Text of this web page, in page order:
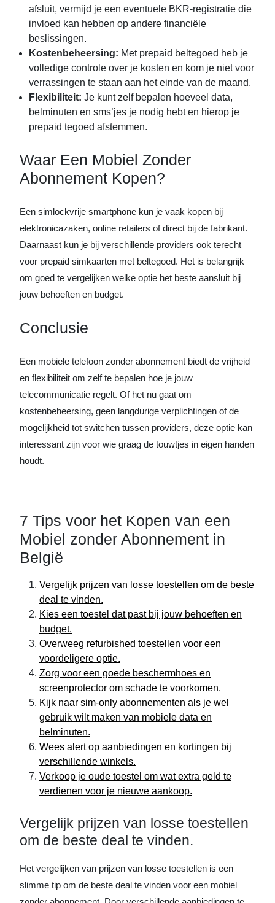
afsluit, vermijd je een eventuele BKR-registratie die
invloed kan hebben op andere financiële
beslissingen.
Kostenbeheersing: Met prepaid beltegoed heb je
volledige controle over je kosten en kom je niet voor
verrassingen te staan aan het einde van de maand.
Flexibiliteit: Je kunt zelf bepalen hoeveel data,
belminuten en sms’jes je nodig hebt en hierop je
prepaid tegoed afstemmen.
Waar Een Mobiel Zonder
Abonnement Kopen?
Een simlockvrije smartphone kun je vaak kopen bij
elektronicazaken, online retailers of direct bij de fabrikant.
Daarnaast kun je bij verschillende providers ook terecht
voor prepaid simkaarten met beltegoed. Het is belangrijk
om goed te vergelijken welke optie het beste aansluit bij
jouw behoeften en budget.
Conclusie
Een mobiele telefoon zonder abonnement biedt de vrijheid
en flexibiliteit om zelf te bepalen hoe je jouw
telecommunicatie regelt. Of het nu gaat om
kostenbeheersing, geen langdurige verplichtingen of de
mogelijkheid tot switchen tussen providers, deze optie kan
interessant zijn voor wie graag de touwtjes in eigen handen
houdt.
7 Tips voor het Kopen van een
Mobiel zonder Abonnement in
België
Vergelijk prijzen van losse toestellen om de beste
deal te vinden.
Kies een toestel dat past bij jouw behoeften en
budget.
Overweeg refurbished toestellen voor een
voordeligere optie.
Zorg voor een goede beschermhoes en
screenprotector om schade te voorkomen.
Kijk naar sim-only abonnementen als je wel
gebruik wilt maken van mobiele data en
belminuten.
Wees alert op aanbiedingen en kortingen bij
verschillende winkels.
Verkoop je oude toestel om wat extra geld te
verdienen voor je nieuwe aankoop.
Vergelijk prijzen van losse toestellen
om de beste deal te vinden.
Het vergelijken van prijzen van losse toestellen is een
slimme tip om de beste deal te vinden voor een mobiel